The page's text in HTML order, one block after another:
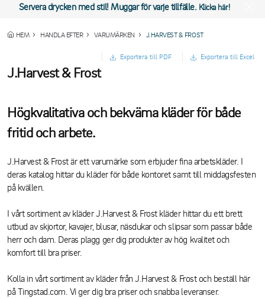
Servera drycken med stil! Muggar för varje tillfälle. Klicka här!
HEM HANDLA EFTER VARUMÄRKEN J.HARVEST & FROST
Exportera till PDF Exportera till Excel
J.Harvest & Frost
Högkvalitativa och bekväma kläder för både
fritid och arbete.
J.Harvest & Frost är ett varumärke som erbjuder fina arbetskläder. I
deras katalog hittar du kläder för både kontoret samt till middagsfesten
på kvällen.
I vårt sortiment av kläder J.Harvest & Frost kläder hittar du ett brett
utbud av skjortor, kavajer, blusar, näsdukar och slipsar som passar både
herr och dam. Deras plagg ger dig produkter av hög kvalitet och
komfort till bra priser.
Kolla in vårt sortiment av kläder från J.Harvest & Frost och beställ här
på Tingstad.com. Vi ger dig bra priser och snabba leveranser.